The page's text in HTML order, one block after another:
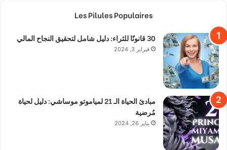
Les Pilules Populaires
30 قانونًا للثراء: دليل شامل لتحقيق النجاح المالي
فبراير 3, 2024
مبادئ الحياة الـ 21 لمياموتو موساشي: دليل لحياة
مُرضية
يناير 26, 2024